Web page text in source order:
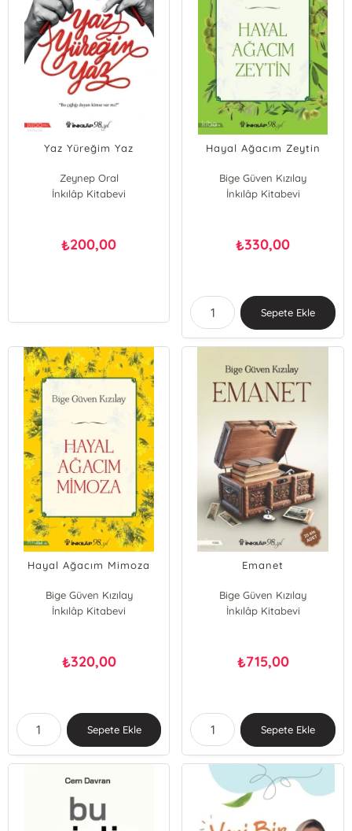
Yaz Yüreğim Yaz
Zeynep Oral
İnkılâp Kitabevi
₺200,00
Hayal Ağacım Zeytin
Bige Güven Kızılay
İnkılâp Kitabevi
₺330,00
Sepete Ekle
Hayal Ağacım Mimoza
Bige Güven Kızılay
İnkılâp Kitabevi
₺320,00
Sepete Ekle
Emanet
Bige Güven Kızılay
İnkılâp Kitabevi
₺715,00
Sepete Ekle